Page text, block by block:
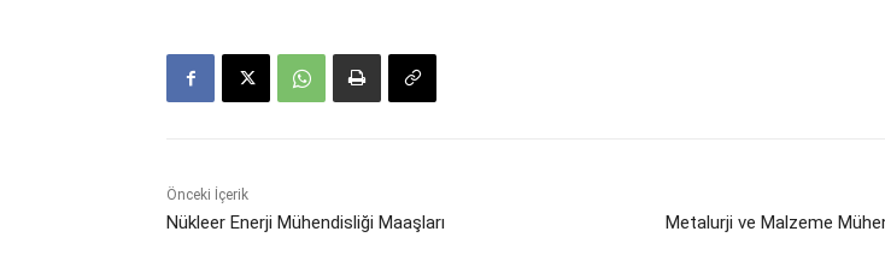
Önceki İçerik
Nükleer Enerji Mühendisliği Maaşları Metalurji ve Malzeme